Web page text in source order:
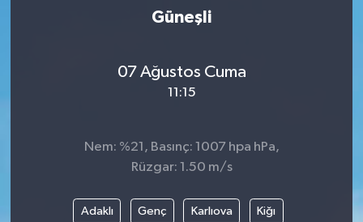
Güneşli
07 Ağustos Cuma
11:15
Nem: %21, Basınç: 1007 hpa hPa,
Rüzgar: 1.50 m/s
Adaklı Genç Karlıova Kiğı